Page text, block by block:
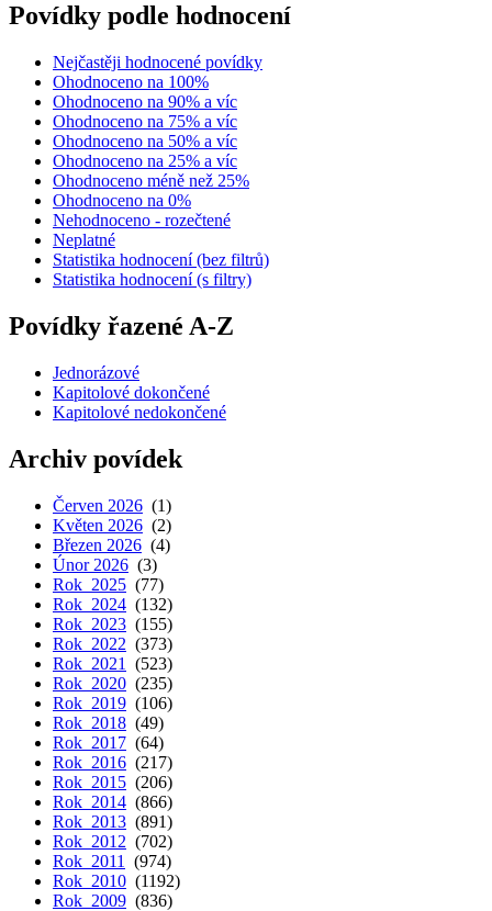
Povídky podle hodnocení
Nejčastěji hodnocené povídky
Ohodnoceno na 100%
Ohodnoceno na 90% a víc
Ohodnoceno na 75% a víc
Ohodnoceno na 50% a víc
Ohodnoceno na 25% a víc
Ohodnoceno méně než 25%
Ohodnoceno na 0%
Nehodnoceno - rozečtené
Neplatné
Statistika hodnocení (bez filtrů)
Statistika hodnocení (s filtry)
Povídky řazené A-Z
Jednorázové
Kapitolové dokončené
Kapitolové nedokončené
Archiv povídek
Červen 2026 (1)
Květen 2026 (2)
Březen 2026 (4)
Únor 2026 (3)
Rok 2025 (77)
Rok 2024 (132)
Rok 2023 (155)
Rok 2022 (373)
Rok 2021
(523)
Rok 2020 (235)
Rok 2019 (106)
Rok 2018 (49)
Rok 2017 (64)
Rok 2016 (217)
Rok 2015 (206)
Rok 2014 (866)
Rok 2013 (891)
Rok 2012 (702)
Rok 2011
(974)
Rok 2010 (1192)
Rok 2009 (836)